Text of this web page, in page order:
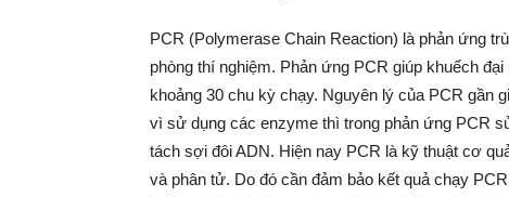
PCR (Polymerase Chain Reaction) là phản ứng
phòng thí nghiệm. Phản ứng PCR giúp khuếch
khoảng 30 chu kỳ chạy. Nguyên lý của PCR gần
vì sử dụng các enzyme thì trong phản ứng PCR
tách sợi đôi ADN. Hiện nay PCR là kỹ thuật cơ
và phân tử. Do đó cần đảm bảo kết quả chạy